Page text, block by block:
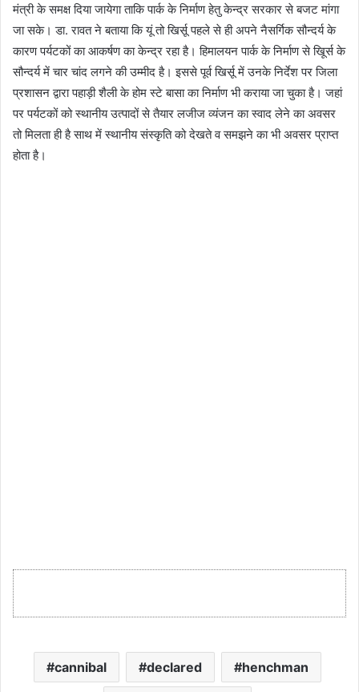
मंत्री के समक्ष दिया जायेगा ताकि पार्क के निर्माण हेतु केन्द्र सरकार से बजट मांगा
जा सके। डा. रावत ने बताया कि यूं तो खिर्सू पहले से ही अपने नैसर्गिक सौन्दर्य के
कारण पर्यटकों का आकर्षण का केन्द्र रहा है। हिमालयन पार्क के निर्माण से खिूर्स के
सौन्दर्य में चार चांद लगने की उम्मीद है। इससे पूर्व खिर्सू में उनके निर्देश पर जिला
प्रशासन द्वारा पहाड़ी शैली के होम स्टे बासा का निर्माण भी कराया जा चुका है। जहां
पर पर्यटकों को स्थानीय उत्पादों से तैयार लजीज व्यंजन का स्वाद लेने का अवसर
तो मिलता ही है साथ में स्थानीय संस्कृति को देखते व समझने का भी अवसर प्राप्त
होता है।
cannibal declared henchman